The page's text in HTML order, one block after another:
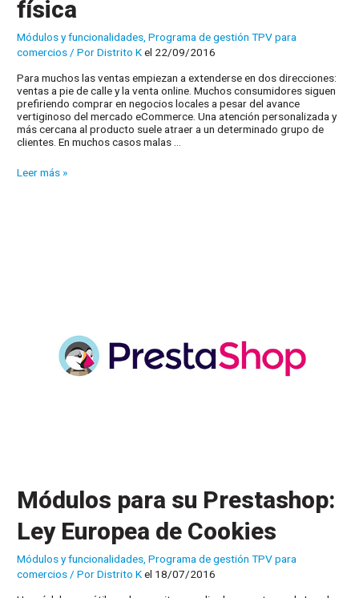
física
Módulos y funcionalidades,Programa de gestión TPV para
comercios/ PorDistrito Kel 22/09/2016
Para muchos las ventas empiezan a extenderse en dos direcciones:
ventas a pie de calle y la venta online. Muchos consumidores siguen
prefiriendo comprar en negocios locales a pesar del avance
vertiginoso del mercado eCommerce. Una atención personalizada y
más cercana al producto suele atraer a un determinado grupo de
clientes. En muchos casos malas …
Click
Leer más »
Módulos para su Prestashop:
Ley Europea de Cookies
Módulos y funcionalidades ,Programa de gestión TPV para
comercios / PorDistrito Kel 18/07/2016